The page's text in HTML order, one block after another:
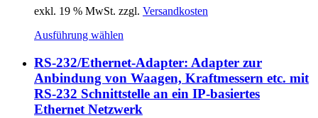
exkl. 19 % MwSt. zzgl. Versandkosten
Ausführung wählen
RS-232/Ethernet-Adapter: Adapter zur
Anbindung von Waagen, Kraftmessern etc. mit
RS-232 Schnittstelle an ein IP-basiertes
Ethernet Netzwerk